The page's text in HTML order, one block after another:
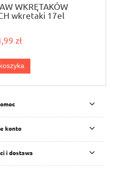
WKRĘTAKÓW
wkrętaki 17el
zł
konto
i dostawa